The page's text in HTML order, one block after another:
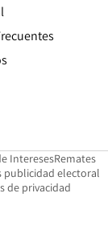
window
InteresesOpens in
Remates
in new window
publicidad electoral
de privacidad